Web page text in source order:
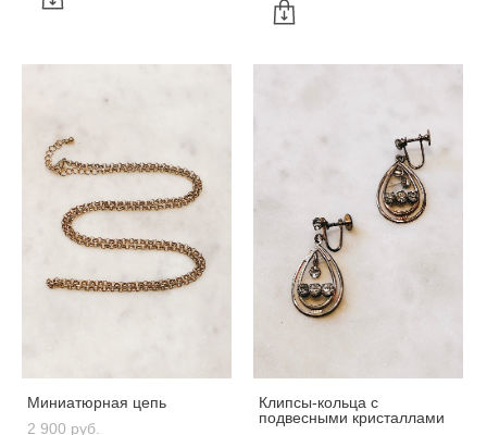
Миниатюрная цепь
2 900 pуб.
Клипсы-кольца с
подвесными кристаллами